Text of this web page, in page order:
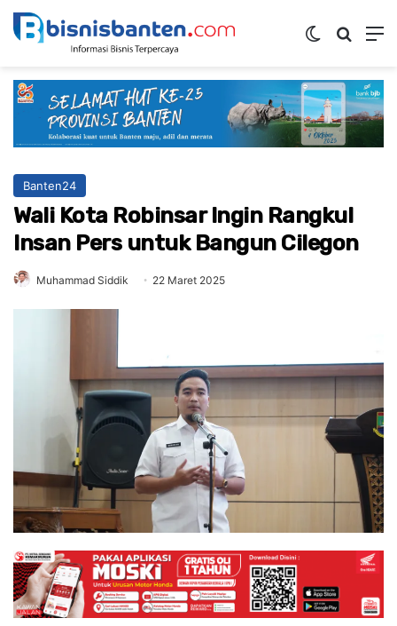
Switch skin
Banten24
Wali Kota Robinsar Ingin Rangkul
Insan Pers untuk Bangun Cilegon
Muhammad Siddik 22 Maret 2025